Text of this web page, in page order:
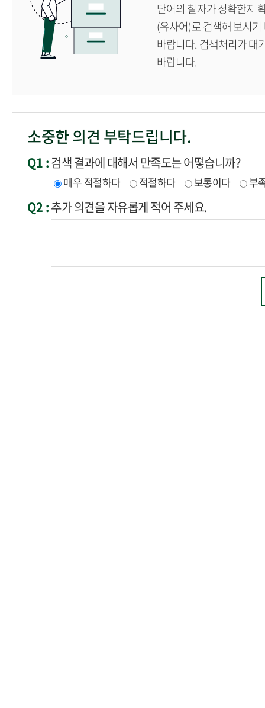
단어의 철자가 정확한지
(유사어)로 검색해 보시
바랍니다. 검색처리가 대
바랍니다.
소중한 의견 부탁드립니다.
Q1 :검색 결과에 대해서 만족도는 어떻습니까?
매우 적절하다 적절하다 보통이다 부
Q2 :추가 의견을 자유롭게 적어 주세요.